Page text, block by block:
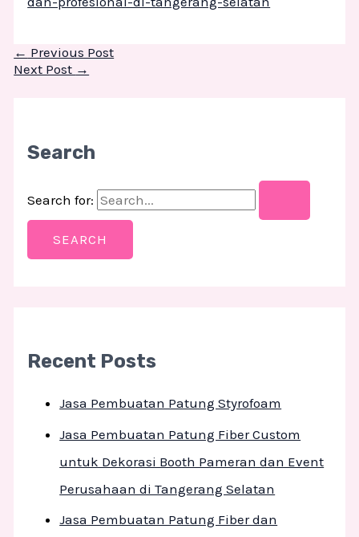
← Previous Post
Next Post →
Search
Search for:
Recent Posts
Jasa Pembuatan Patung Styrofoam
Jasa Pembuatan Patung Fiber Custom
untuk Dekorasi Booth Pameran dan Event
Perusahaan di Tangerang Selatan
Jasa Pembuatan Patung Fiber dan